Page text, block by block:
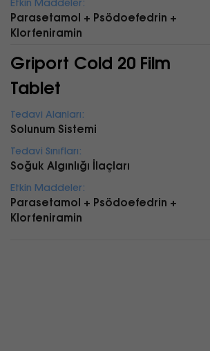
Etkin Maddeler:
Parasetamol + Psödoefedrin +
Klorfeniramin
Griport Cold 20 Film
Tablet
Tedavi Alanları:
Solunum Sistemi
Tedavi Sınıfları:
Soğuk Algınlığı İlaçları
Etkin Maddeler:
Parasetamol + Psödoefedrin +
Klorfeniramin